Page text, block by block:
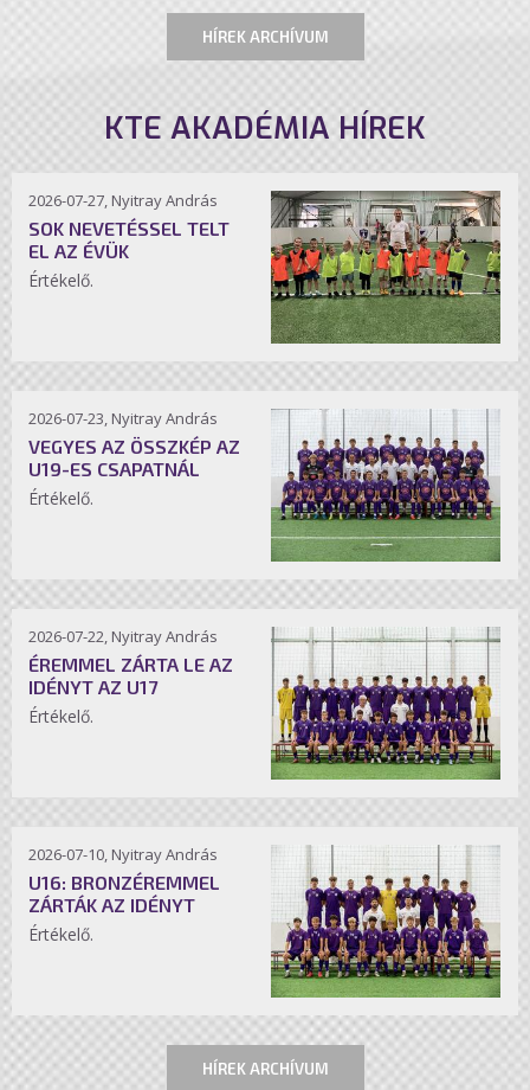
HÍREK ARCHÍVUM
KTE AKADÉMIA HÍREK
2026-07-27, Nyitray András
SOK NEVETÉSSEL TELT
EL AZ ÉVÜK
Értékelő.
2026-07-23, Nyitray András
VEGYES AZ ÖSSZKÉP AZ
U19-ES CSAPATNÁL
Értékelő.
2026-07-22, Nyitray András
ÉREMMEL ZÁRTA LE AZ
IDÉNYT AZ U17
Értékelő.
2026-07-10, Nyitray András
U16: BRONZÉREMMEL
ZÁRTÁK AZ IDÉNYT
Értékelő.
HÍREK ARCHÍVUM